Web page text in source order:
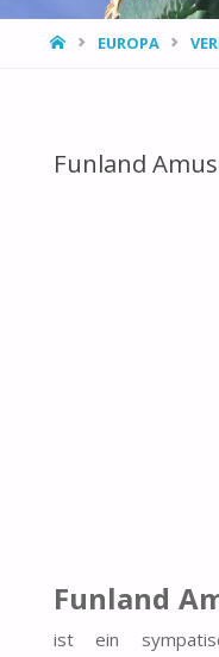
HOMEEUROPA
Funland
Funland
ist ein